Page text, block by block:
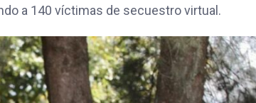
a 140 víctimas de secuestro virtual.